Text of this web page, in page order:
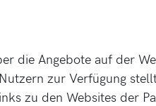
die Angebote auf der
zur Verfügung
zu den Websites der